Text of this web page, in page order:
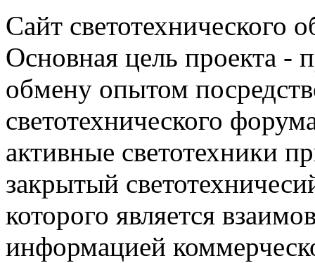
Сайт светотехнического
Основная цель проекта -
обмену опытом
светотехнического
активные светотехники
закрытый
которого является
информацией